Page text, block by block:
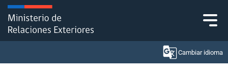
Click acá para ir directamente al contenido
Cambiar idioma